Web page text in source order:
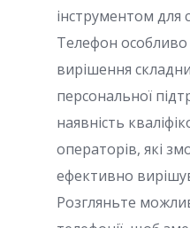
інструментом для
Телефон
вирішення
персональної
наявність
операторів, які
ефективно
Розгляньте